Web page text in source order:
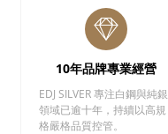
10年品牌專業經營
EDJ SILVER 專注白鋼與純銀
領域已逾十年，持續以高規
格嚴格品質控管。